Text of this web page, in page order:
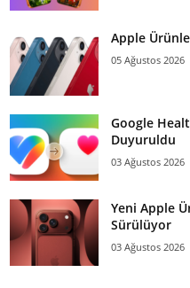
Apple
05 Ağustos 2026
Google
Duyuruldu
03 Ağustos 2026
Yeni Apple
Sürülüyor
03 Ağustos 2026